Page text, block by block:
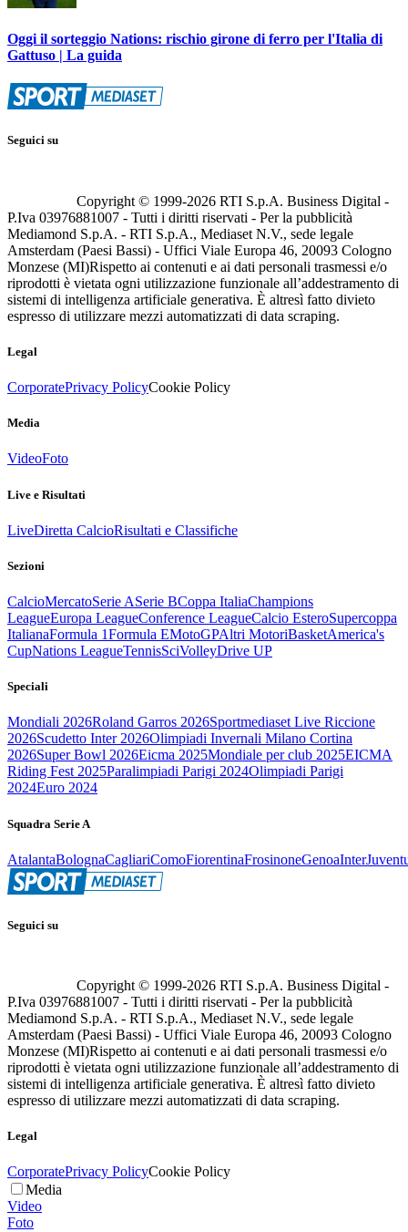
Oggi il sorteggio Nations: rischio girone di ferro per l'Italia di
Gattuso | La guida
Seguici su
Copyright © 1999-2026 RTI S.p.A. Business Digital -
P.Iva 03976881007 - Tutti i diritti riservati - Per la pubblicità
Mediamond S.p.A. - RTI S.p.A., Mediaset N.V., sede legale
Amsterdam (Paesi Bassi) - Uffici Viale Europa 46, 20093 Cologno
Monzese (MI)Rispetto ai contenuti e ai dati personali trasmessi e/o
riprodotti è vietata ogni utilizzazione funzionale all’addestramento di
sistemi di intelligenza artificiale generativa. È altresì fatto divieto
espresso di utilizzare mezzi automatizzati di data scraping.
Legal
CorporatePrivacy PolicyCookie Policy
Media
VideoFoto
Live e Risultati
LiveDiretta CalcioRisultati e Classifiche
Sezioni
CalcioMercatoSerie ASerie BCoppa ItaliaChampions
LeagueEuropa LeagueConference LeagueCalcio EsteroSupercoppa
ItalianaFormula 1Formula EMotoGPAltri MotoriBasketAmerica's
CupNations LeagueTennisSciVolleyDrive UP
Speciali
Mondiali 2026Roland Garros 2026Sportmediaset Live Riccione
2026Scudetto Inter 2026Olimpiadi Invernali Milano Cortina
2026Super Bowl 2026Eicma 2025Mondiale per club 2025EICMA
Riding Fest 2025Paralimpiadi Parigi 2024Olimpiadi Parigi
2024Euro 2024
Squadra Serie A
AtalantaBolognaCagliariComoFiorentinaFrosinoneGenoaInter
Seguici su
Copyright © 1999-2026 RTI S.p.A. Business Digital -
P.Iva 03976881007 - Tutti i diritti riservati - Per la pubblicità
Mediamond S.p.A. - RTI S.p.A., Mediaset N.V., sede legale
Amsterdam (Paesi Bassi) - Uffici Viale Europa 46, 20093 Cologno
Monzese (MI)Rispetto ai contenuti e ai dati personali trasmessi e/o
riprodotti è vietata ogni utilizzazione funzionale all’addestramento di
sistemi di intelligenza artificiale generativa. È altresì fatto divieto
espresso di utilizzare mezzi automatizzati di data scraping.
Legal
CorporatePrivacy PolicyCookie Policy
Media
Video
Foto